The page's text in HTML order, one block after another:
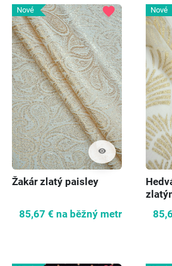
Nové
visibility
favorite
Žakár zlatý paisley
85,67 € na běžný metr
Nové